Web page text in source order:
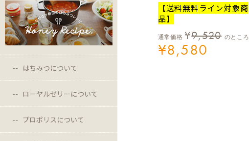
はちみつについて
ローヤルゼリーについて
プロポリスについて
【送料無料ライン対象商
品】
通常価格 ¥9,520 のところ
¥8,580